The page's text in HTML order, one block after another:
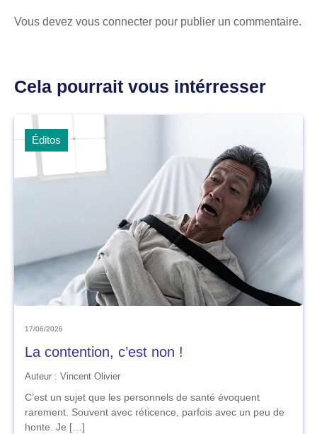
Vous devez vous connecter pour publier un commentaire.
Cela pourrait vous intérresser
Éditos
17/06/2026
La contention, c’est non !
Auteur : Vincent Olivier
C’est un sujet que les personnels de santé évoquent
rarement. Souvent avec réticence, parfois avec un peu de
honte. Je […]